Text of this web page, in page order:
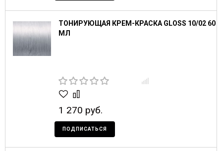
ТОНИРУЮЩАЯ КРЕМ-КРАСКА GLOSS 10/02 60
МЛ
1 270 руб.
ПОДПИСАТЬСЯ